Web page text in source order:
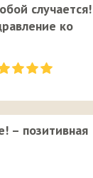
случается!
ко
– позитивная